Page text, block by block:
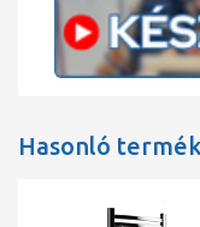
Hasonló